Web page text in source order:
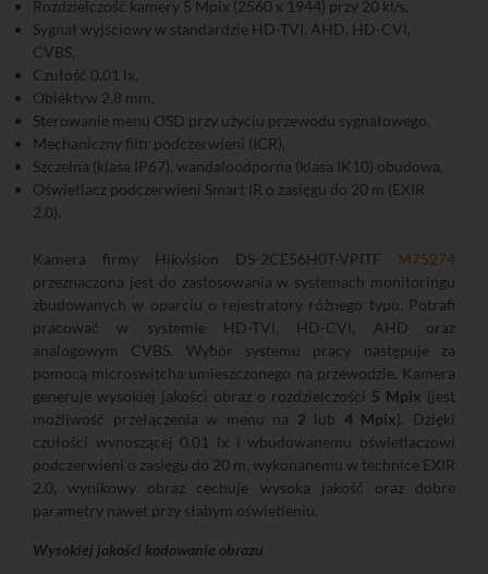
Rozdzielczość kamery 5 Mpix (2560 x 1944) przy 20 kl/s,
Sygnał wyjściowy w standardzie HD-TVI, AHD, HD-CVI,
CVBS,
Czułość 0.01 lx,
Obiektyw 2,8 mm,
Sterowanie menu OSD przy użyciu przewodu sygnałowego,
Mechaniczny filtr podczerwieni (ICR),
Szczelna (klasa IP67), wandaloodporna (klasa IK10) obudowa,
Oświetlacz podczerwieni Smart IR o zasięgu do 20 m (EXIR
2.0).
Kamera firmy Hikvision DS-2CE56H0T-VPITF M75274
przeznaczona jest do zastosowania w systemach monitoringu
zbudowanych w oparciu o rejestratory różnego typu. Potrafi
pracować w systemie HD-TVI, HD-CVI, AHD oraz
analogowym CVBS. Wybór systemu pracy następuje za
pomocą microswitcha umieszczonego na przewodzie. Kamera
generuje wysokiej jakości obraz o rozdzielczości 5 Mpix (jest
możliwość przełączenia w menu na 2 lub 4 Mpix). Dzięki
czułości wynoszącej 0.01 lx i wbudowanemu oświetlaczowi
podczerwieni o zasięgu do 20 m, wykonanemu w technice EXIR
2.0, wynikowy obraz cechuje wysoka jakość oraz dobre
parametry nawet przy słabym oświetleniu.
Wysokiej jakości kodowanie obrazu